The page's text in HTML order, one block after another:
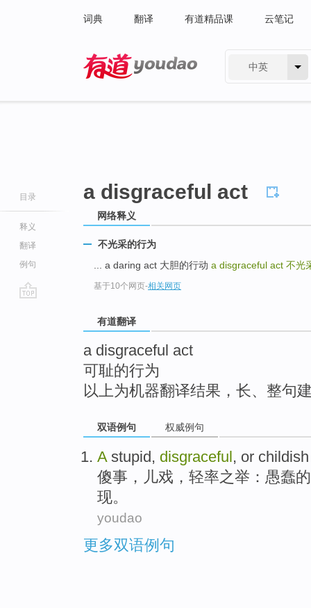
词典 翻译 有道精品课 云笔记
中英
目录
释义
翻译
例句
a disgraceful act
网络释义
不光采的行为
... a daring act 大胆的行动 a disgraceful act 不光
基于10个网页-相关网页
有道翻译
a disgraceful act
可耻的行为
以上为机器翻译结果，长、整句
双语例句 权威例句
Astupid, disgraceful, or childish
傻事 ， 儿戏 ，轻率之举：愚蠢
现。
youdao
更多双语例句